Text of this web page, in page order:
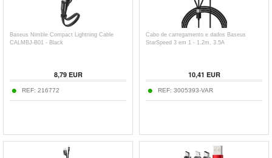
Baseus Nimble Compact Lightning Cable
CALMBJ-B01 - Black
8,79EUR
REF: 216772
Cabo de carregamento e dados Baseus
StarSpeed 3 em 1 - 1.2m, 3.5A
10,41 EUR
REF: 3005393-VAR